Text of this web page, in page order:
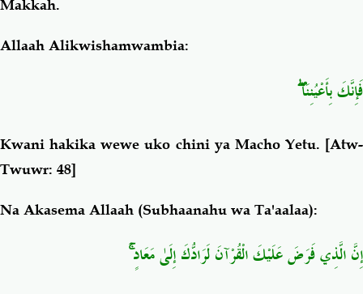
Makkah.
Allaah Alikwishamwambia:
فَإِنَّكَ بِأَعْيُنِنَا ۖ
Kwani hakika wewe uko chini ya Macho Yetu. [Atw-
Twuwr: 48]
Na Akasema Allaah (Subhaanahu wa Ta'aalaa):
إِنَّ الَّذِي فَرَضَ عَلَيْكَ الْقُرْآنَ لَرَادُّكَ إِلَىٰ مَعَادٍ ۚ